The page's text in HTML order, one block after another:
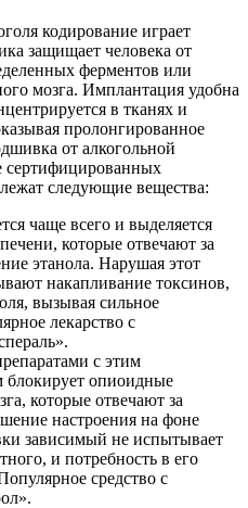
кодирование играет
защищает человека от
ферментов или
мозга. Имплантация удобна
в тканях и
пролонгированное
от алкогольной
сертифицированных
следующие вещества:
чаще всего и выделяется
которые отвечают за
этанола. Нарушая этот
накапливание токсинов,
вызывая сильное
лекарство с
с этим
опиоидные
которые отвечают за
настроения на фоне
зависимый не испытывает
и потребность в его
средство с